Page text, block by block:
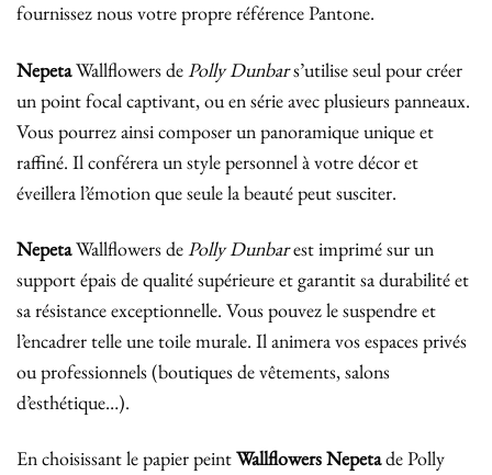
fournissez nous votre propre référence Pantone.
NepetaWallflowers de Polly Dunbars’utilise seul pour créer
un point focal captivant, ou en série avec plusieurs panneaux.
Vous pourrez ainsi composer un panoramique unique et
raffiné. Il conférera un style personnel à votre décor et
éveillera l’émotion que seule la beauté peut susciter.
NepetaWallflowers dePolly Dunbarest imprimé sur un
support épais de qualité supérieure et garantit sa durabilité et
sa résistance exceptionnelle. Vous pouvez le suspendre et
l’encadrer telle une toile murale. Il animera vos espaces privés
ou professionnels (boutiques de vêtements, salons
d’esthétique…).
En choisissant le papier peintWallflowers Nepetade Polly